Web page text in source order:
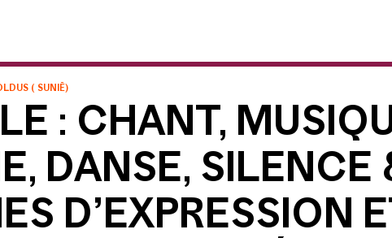
( SUNIĒ)
: CHANT,
DANSE, SILENCE
D’EXPRESSION